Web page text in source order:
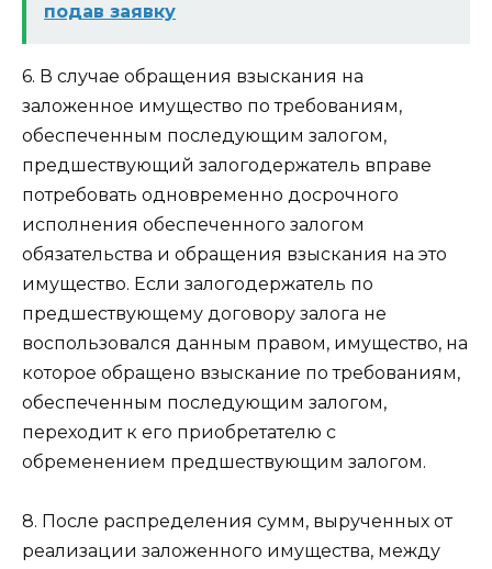
подав заявку
6. В случае обращения взыскания на
заложенное имущество по требованиям,
обеспеченным последующим залогом,
предшествующий залогодержатель вправе
потребовать одновременно досрочного
исполнения обеспеченного залогом
обязательства и обращения взыскания на это
имущество. Если залогодержатель по
предшествующему договору залога не
воспользовался данным правом, имущество, на
которое обращено взыскание по требованиям,
обеспеченным последующим залогом,
переходит к его приобретателю с
обременением предшествующим залогом.
8. После распределения сумм, вырученных от
реализации заложенного имущества, между